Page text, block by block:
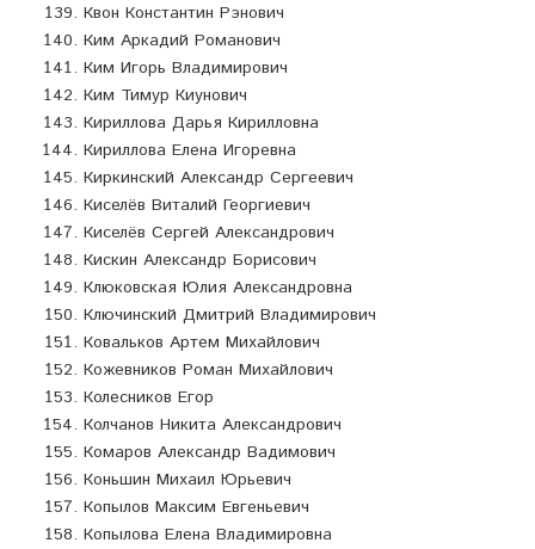
Квон Константин Рэнович
Ким Аркадий Романович
Ким Игорь Владимирович
Ким Тимур Киунович
Кириллова Дарья Кирилловна
Кириллова Елена Игоревна
Киркинский Александр Сергеевич
Киселёв Виталий Георгиевич
Киселёв Сергей Александрович
Кискин Александр Борисович
Клюковская Юлия Александровна
Ключинский Дмитрий Владимирович
Ковальков Артем Михайлович
Кожевников Роман Михайлович
Колесников Егор
Колчанов Никита Александрович
Комаров Александр Вадимович
Коньшин Михаил Юрьевич
Копылов Максим Евгеньевич
Копылова Елена Владимировна